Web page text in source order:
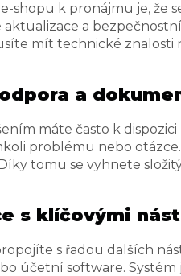
shopu k pronájmu je, že
a
mít technické
a
máte často k
problému nebo
tomu se vyhnete
s klíčovými
s řadou dalších
účetní software.